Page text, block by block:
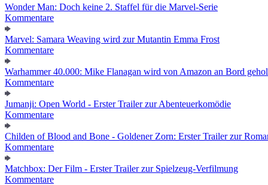
Wonder Man: Doch keine 2. Staffel für die Marvel-Serie
Kommentare
Marvel: Samara Weaving wird zur Mutantin Emma Frost
Kommentare
Warhammer 40.000: Mike Flanagan wird von Amazon an Bord
Kommentare
Jumanji: Open World - Erster Trailer zur Abenteuerkomödie
Kommentare
Childen of Blood and Bone - Goldener Zorn: Erster Trailer zur
Kommentare
Matchbox: Der Film - Erster Trailer zur Spielzeug-Verfilmung
Kommentare